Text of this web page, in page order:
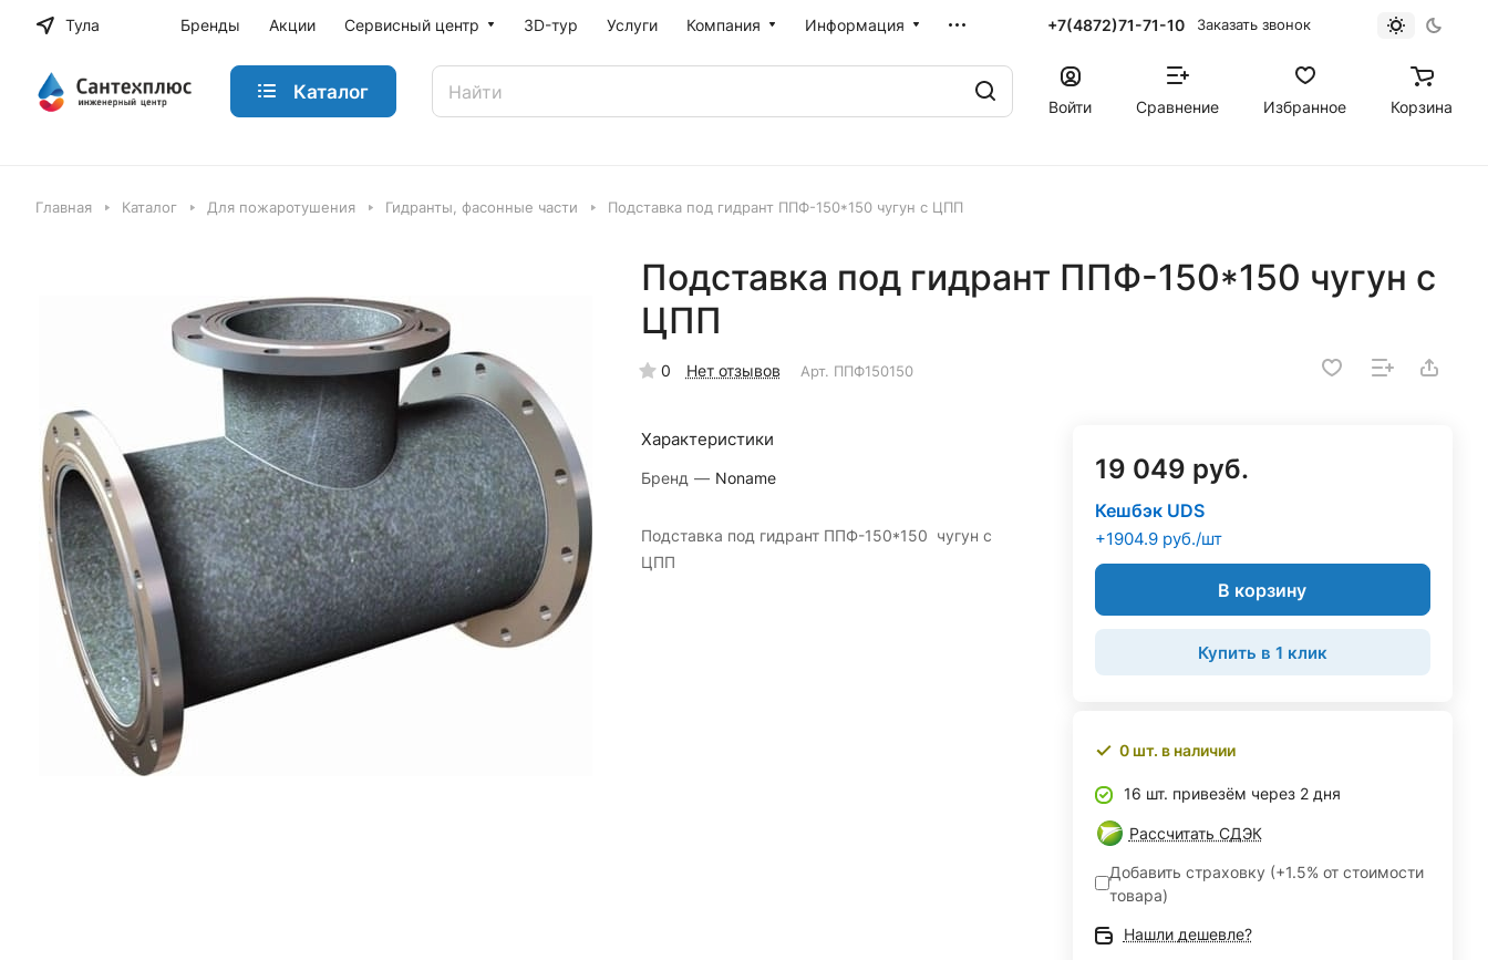
Тула Бренды Акции Сервисный центр 3D-тур Услуги Компания Информация +7(4872)71-71-10 Заказать звонок
Каталог
Войти Сравнение Избранное Корзина
Главная Каталог Для пожаротушения Гидранты, фасонные части Подставка под гидрант ППФ-150*150 чугун с ЦПП
Подставка под гидрант ППФ-150*150 чугун с
ЦПП
0 Нет отзывов Арт. ППФ150150
Характеристики
Бренд — Noname
Подставка под гидрант ППФ-150*150 чугун с
ЦПП
19 049 руб.
Кешбэк UDS
+1904.9 руб./шт
В корзину
Купить в 1 клик
0 шт. в наличии
16 шт. привезём через 2 дня
Рассчитать СДЭК
Добавить страховку (+1.5% от стоимости
товара)
Нашли дешевле?